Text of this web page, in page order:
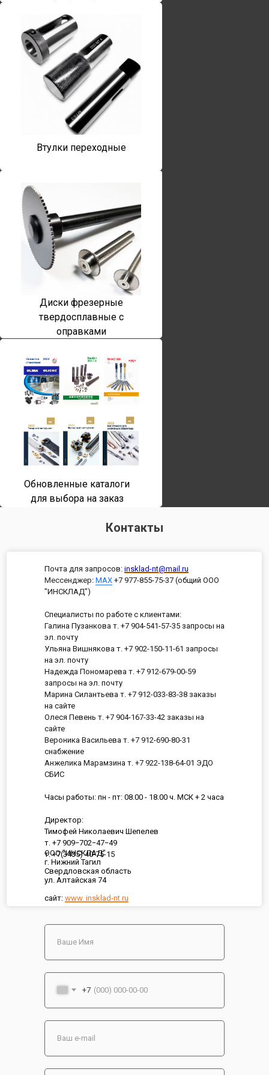
Втулки переходные
Диски фрезерные
твердосплавные с
оправками
Обновленные каталоги
для выбора на заказ
Контакты
ООО "ИНСКЛАД"
г. Нижний Тагил
Свердловская область
ул. Алтайская 74
сайт: www. insklad-nt.ru
Почта для запросов: insklad-nt@mail.ru
Мессенджер: MAX +7 977-855-75-37 (общий ООО
"ИНСКЛАД")
Специалисты по работе с клиентами:
Галина Пузанкова т. +7 904-541-57-35 запросы на
эл. почту
Ульяна Вишнякова т. +7 902-150-11-61 запросы
на эл. почту
Надежда Пономарева т. +7 912-679-00-59
запросы на эл. почту
Марина Силантьева т. +7 912-033-83-38 заказы
на сайте
Олеся Певень т. +7 904-167-33-42 заказы на
сайте
Вероника Васильева т. +7 912-690-80-31
снабжение
Анжелика Марамзина т. +7 922-138-64-01 ЭДО
СБИС
Часы работы: пн - пт: 08.00 - 18.00 ч. МСК + 2 часа
Директор:
Тимофей Николаевич Шепелев
т. +7 909−702−47−49
т. +7(3435) 40-75-15
+7